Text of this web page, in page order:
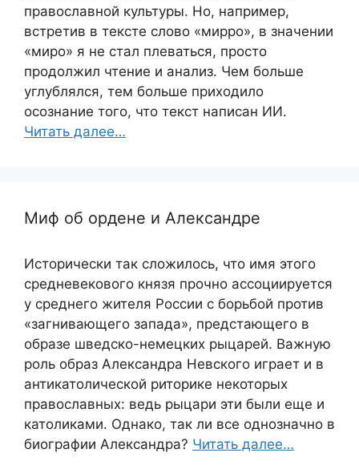
православной культуры. Но, например,
встретив в тексте слово «мирро», в значении
«миро» я не стал плеваться, просто
продолжил чтение и анализ. Чем больше
углублялся, тем больше приходило
осознание того, что текст написан ИИ.
Читать далее…
Миф об ордене и Александре
Исторически так сложилось, что имя этого
средневекового князя прочно ассоциируется
у среднего жителя России с борьбой против
«загнивающего запада», предстающего в
образе шведско-немецких рыцарей. Важную
роль образ Александра Невского играет и в
антикатолической риторике некоторых
православных: ведь рыцари эти были еще и
католиками. Однако, так ли все однозначно в
биографии Александра? Читать далее…